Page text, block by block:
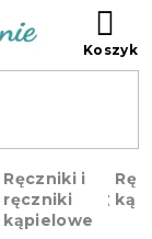
Ręczniki i
ręczniki
kąpielowe